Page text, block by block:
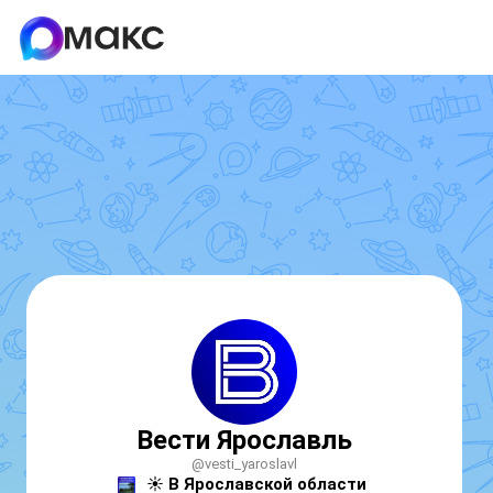
Вести Ярославль
@vesti_yaroslavl
☀ В Ярославской области